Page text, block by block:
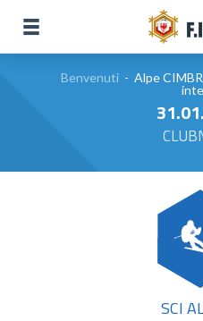
Benvenuti- Alpe
SCI